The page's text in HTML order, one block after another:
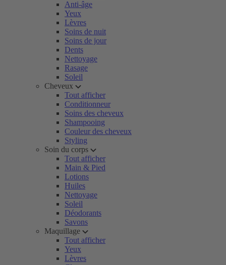
Anti-âge
Yeux
Lèvres
Soins de nuit
Soins de jour
Dents
Nettoyage
Rasage
Soleil
Cheveux
Tout afficher
Conditionneur
Soins des cheveux
Shampooing
Couleur des cheveux
Styling
Soin du corps
Tout afficher
Main & Pied
Lotions
Huiles
Nettoyage
Soleil
Déodorants
Savons
Maquillage
Tout afficher
Yeux
Lèvres